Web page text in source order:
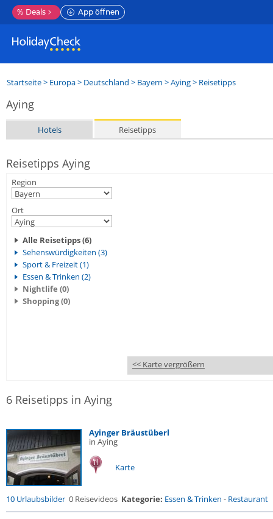
% Deals App öffnen
Startseite> Europa> Deutschland > Bayern >Aying> Reisetipps
Aying
Hotels Reisetipps
Reisetipps Aying
Region
Ort
Alle Reisetipps (6)
Sehenswürdigkeiten (3)
Sport & Freizeit (1)
Essen & Trinken (2)
Nightlife (0)
Shopping (0)
<< Karte vergrößern
6 Reisetipps in Aying
Ayinger Bräustüberl
in Aying
Karte
10 Urlaubsbilder 0 Reisevideos Kategorie: Essen & Trinken - Restaurant